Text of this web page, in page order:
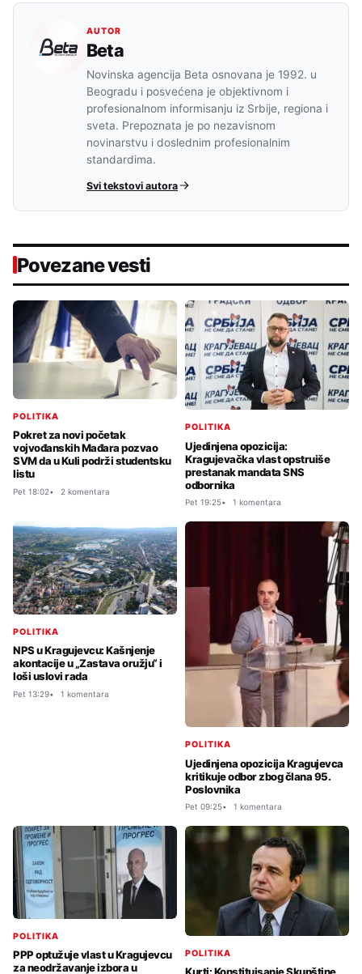
AUTOR
Beta
Novinska agencija Beta osnovana je 1992. u
Beogradu i posvećena je objektivnom i
profesionalnom informisanju iz Srbije, regiona i
sveta. Prepoznata je po nezavisnom
novinarstvu i doslednim profesionalnim
standardima.
Svi tekstovi autora
Povezane vesti
POLITIKA
Pokret za novi početak
vojvođanskih Mađara pozvao
SVM da u Kuli podrži studentsku
listu
Pet 18:02 2 komentara
POLITIKA
Ujedinjena opozicija:
Kragujevačka vlast opstruiše
prestanak mandata SNS
odbornika
Pet 19:25 1 komentara
POLITIKA
NPS u Kragujevcu: Kašnjenje
akontacije u „Zastava oružju“ i
loši uslovi rada
Pet 13:29 1 komentara
POLITIKA
Ujedinjena opozicija Kragujevca
kritikuje odbor zbog člana 95.
Poslovnika
Pet 09:25 1 komentara
POLITIKA
PPP optužuje vlast u Kragujevcu
za neodržavanje izbora u
POLITIKA